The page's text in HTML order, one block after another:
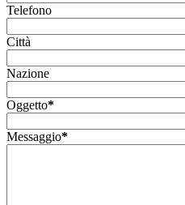
Telefono
Città
Nazione
Oggetto*
Messaggio*